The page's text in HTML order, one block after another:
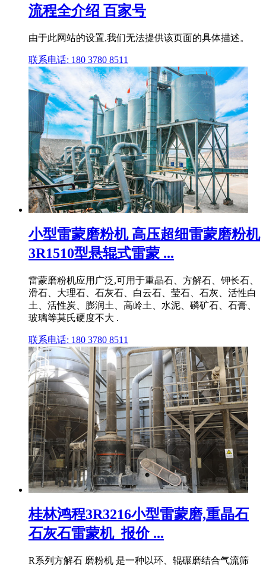
流程全介绍 百家号
由于此网站的设置,我们无法提供该页面的具体描述。
联系电话: 180 3780 8511
小型雷蒙磨粉机 高压超细雷蒙磨粉机
3R1510型悬辊式雷蒙 ...
雷蒙磨粉机应用广泛,可用于重晶石、方解石、钾长石、
滑石、大理石、石灰石、白云石、莹石、石灰、活性白
土、活性炭、膨润土、高岭土、水泥、磷矿石、石膏、
玻璃等莫氏硬度不大 .
联系电话: 180 3780 8511
桂林鸿程3R3216小型雷蒙磨,重晶石
石灰石雷蒙机_报价 ...
R系列方解石 磨粉机 是一种以环、辊碾磨结合气流筛